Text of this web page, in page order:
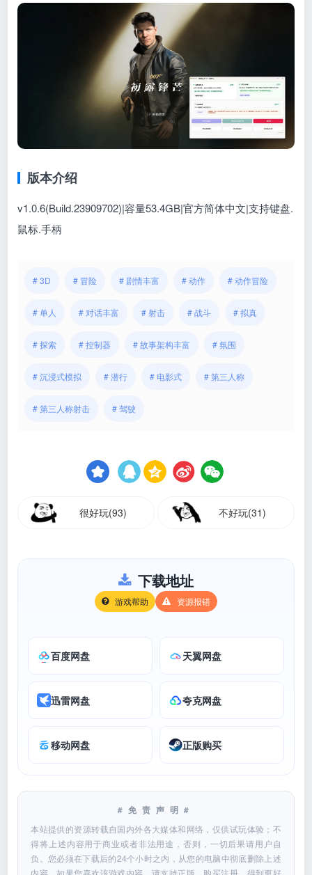
版本介绍
v1.0.6(Build.23909702)|容量53.4GB|官方简体中文|支持键盘.
鼠标.手柄
# 3D # 冒险 # 剧情丰富 # 动作 # 动作冒险
# 单人 # 对话丰富 # 射击 # 战斗 # 拟真
# 探索 # 控制器 # 故事架构丰富 # 氛围
# 沉浸式模拟 # 潜行 # 电影式 # 第三人称
# 第三人称射击 # 驾驶
很好玩(93) 不好玩(31)
下载地址
游戏帮助 资源报错
百度网盘 天翼网盘
迅雷网盘 夸克网盘
移动网盘 正版购买
#免责声明#
本站提供的资源转载自国内外各大媒体和网络，仅供试玩体验；不
得将上述内容用于商业或者非法用途，否则，一切后果请用户自
负。您必须在下载后的24个小时之内，从您的电脑中彻底删除上述